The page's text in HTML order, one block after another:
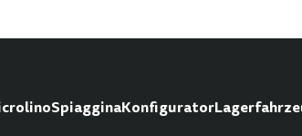
SpiagginaKonfigurator